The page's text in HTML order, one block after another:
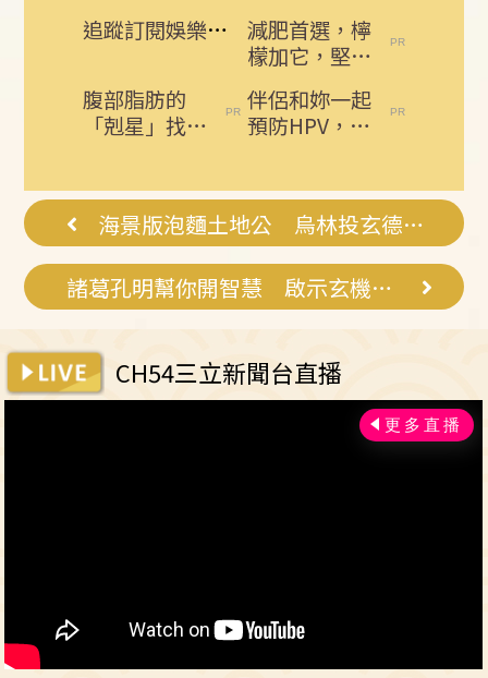
追蹤訂閱娛樂星聞 給你最即時的娛樂星鮮事
減肥首選，檸
檬加它，堅持
一週，腰細
了，瘦到你懷
疑人生
腹部脂肪的
「剋星」找到
囊，瘦出...
伴侶和妳一起
預防HPV，才
海景版泡麵土地公 烏林投玄德宮泡麵牆
諸葛孔明幫你開智慧 啟示玄機院孔明廟
CH54三立新聞台直播